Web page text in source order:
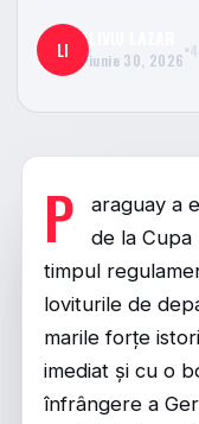
LI iunie 30, 2026
P
araguay a
de la Cupa
timpul
loviturile de
marile forțe
imediat și cu o
înfrângere a